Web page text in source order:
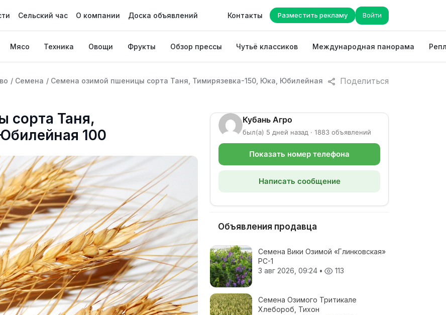
Сельский час О компании Доска объявлений Контакты Разместить рекламу Войти
Мясо Техника Овощи Фрукты Обзор прессы Чутьё классиков Международная панорама
Поделиться
/ Семена / Семена озимой пшеницы сорта Таня, Тимирязевка-150, Юка, Юбилейная
сорта Таня,
100
Кубань Агро
был(а) 5 дней назад · 1883 объявлений
Показать номер телефона
Написать сообщение
Объявления продавца
Семена Вики Озимой «Глинковская»
РС-1
3 авг 2026, 09:24 • 113
Семена Озимого Тритикале
Хлебороб, Тихон